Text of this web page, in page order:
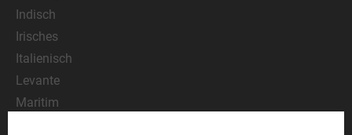
Indisch
Irisches
Italienisch
Levante
Maritim